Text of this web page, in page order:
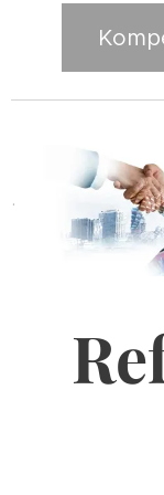
.